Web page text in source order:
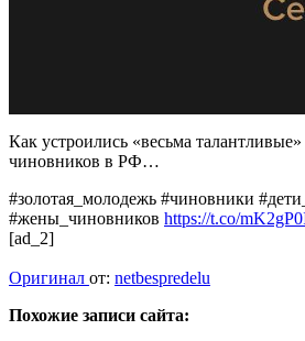
Как устроились «весьма
чиновников в РФ…
#золотая_молодежь #чиновники
#жены_чиновников https://t.co/
[ad_2]
Оригинал от: netbespredelu
Похожие записи сайта: